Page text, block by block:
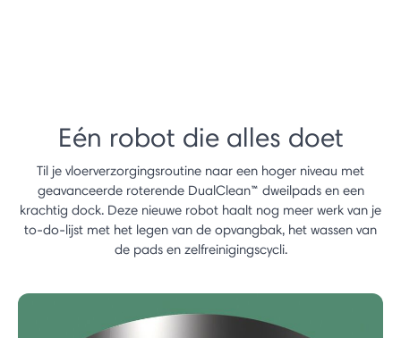
Eén robot die alles doet
Til je vloerverzorgingsroutine naar een hoger niveau met
geavanceerde roterende DualClean™ dweilpads en een
krachtig dock. Deze nieuwe robot haalt nog meer werk van je
to-do-lijst met het legen van de opvangbak, het wassen van
de pads en zelfreinigingscycli.